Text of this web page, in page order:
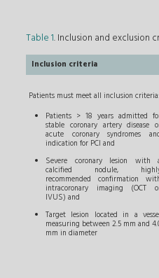
Table 1. Inclusion and exclusion
Inclusion criteria
Patients must meet all inclusion criteria:
Patients > 18 years admitted
stable coronary artery disease
acute coronary syndromes
indication for PCI and
Severe coronary lesion with
calcified nodule,
recommended confirmation
intracoronary imaging (OCT
IVUS) and
Target lesion located in a
measuring between 2.5 mm and
mm in diameter